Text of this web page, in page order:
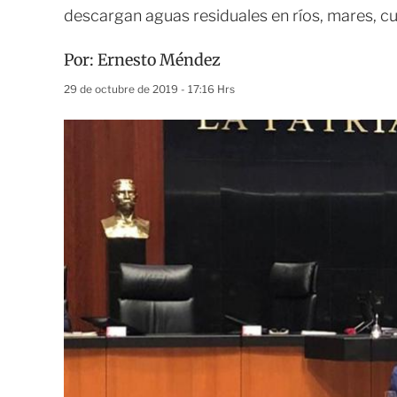
descargan aguas residuales en ríos, mares,
Por: Ernesto Méndez
29 de octubre de 2019 - 17:16 Hrs